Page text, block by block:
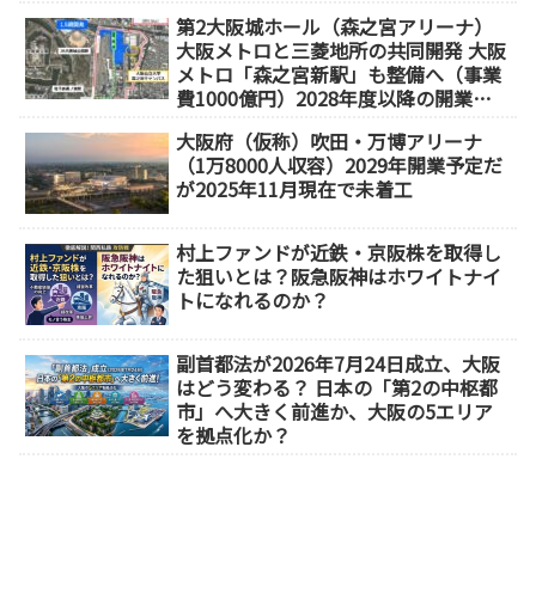
第2大阪城ホール（森之宮アリーナ）
大阪メトロと三菱地所の共同開発 大阪
メトロ「森之宮新駅」も整備へ（事業
費1000億円）2028年度以降の開業
大阪府（仮称）吹田・万博アリーナ
（1万8000人収容）2029年開業予定だ
が2025年11月現在で未着工
村上ファンドが近鉄・京阪株を取得し
た狙いとは？阪急阪神はホワイトナイ
トになれるのか？
副首都法が2026年7月24日成立、大阪
はどう変わる？ 日本の「第2の中枢都
市」へ大きく前進か、大阪の5エリア
を拠点化か？